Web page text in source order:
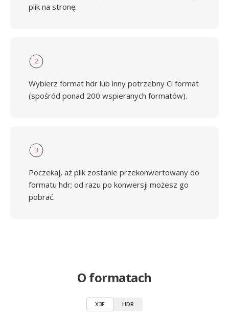
plik na stronę.
2
Wybierz format hdr lub inny potrzebny Ci format
(spośród ponad 200 wspieranych formatów).
3
Poczekaj, aż plik zostanie przekonwertowany do
formatu hdr; od razu po konwersji możesz go
pobrać.
O formatach
X3F HDR